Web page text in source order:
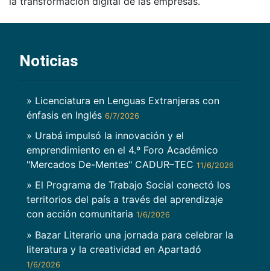
Noticias
» Licenciatura en Lenguas Extranjeras con
énfasis en Inglés 6/7/2026
» Urabá impulsó la innovación y el
emprendimiento en el 4.º Foro Académico
"Mercados De-Mentes" CADUR–TEC 11/6/2026
» El Programa de Trabajo Social conectó los
territorios del país a través del aprendizaje
con acción comunitaria 1/6/2026
» Bazar Literario una jornada para celebrar la
literatura y la creatividad en Apartadó
1/6/2026